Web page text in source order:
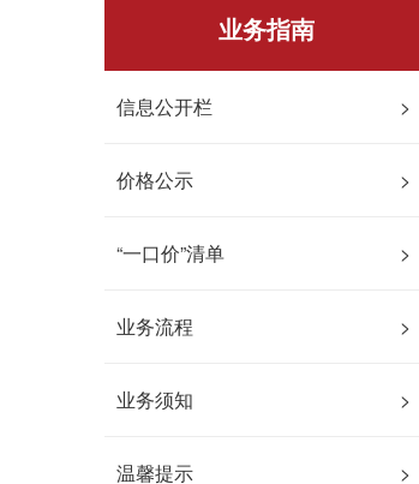
业务指南
>
信息公开栏
>
价格公示
>
“一口价”清单
>
业务流程
>
业务须知
>
温馨提示